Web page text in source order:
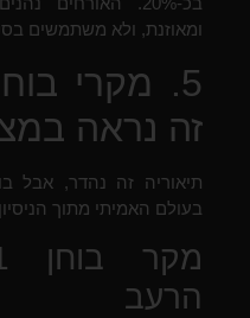
ומאוזנת, ולא משתמשים
5. מקרי
זה נראה
תיאוריה זה נהדר, אבל
בעולם האמיתי מתוך
הרעב